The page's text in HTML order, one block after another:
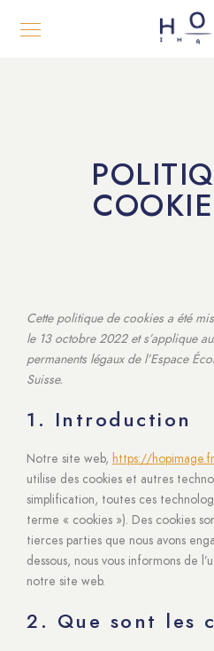
Cette politique de cookies a été
le 13 octobre 2022 et s’applique
permanents légaux de l’Espace
Suisse.
1. Introduction
Notre site web, https://hopimage.fr
utilise des cookies et autres
simplification, toutes ces
terme « cookies »). Des cookies
tierces parties que nous avons
dessous, nous vous informons de
notre site web.
2. Que sont les